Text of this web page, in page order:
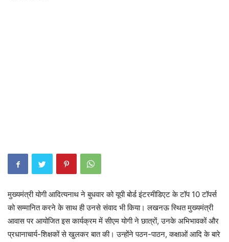
मुख्‍यमंत्री योगी आदित्‍यनाथ ने बुधवार को यूपी बोर्ड इंटरमीडिएट के टॉप 10 टॉपर्स
को सम्‍मानित करने के साथ ही उनसे संवाद भी किया। लखनऊ स्थित मुख्‍यमंत्री
आवास पर आयोजित इस कार्यक्रम में सीएम योगी ने छात्रों, उनके अभिभावकों और
प्रधानाचार्य-शिक्षकों से खुलकर बात की। उन्‍होंने पठन-पाठन, कक्षाओं आदि के बारे